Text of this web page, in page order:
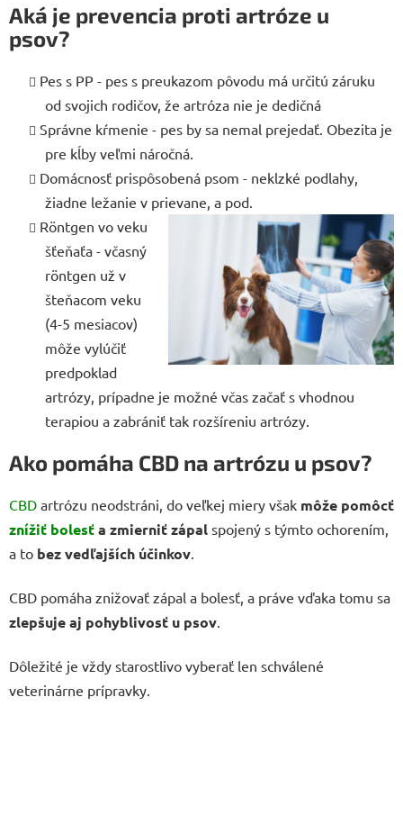
Aká je prevencia proti artróze u
psov?
Pes s PP - pes s preukazom pôvodu má určitú záruku
od svojich rodičov, že artróza nie je dedičná
Správne kŕmenie - pes by sa nemal prejedať. Obezita je
pre kĺby veľmi náročná.
Domácnosť prispôsobená psom - neklzké podlahy,
žiadne ležanie v prievane, a pod.
Röntgen vo veku
šťeňaťa - včasný
röntgen už v
šteňacom veku
(4-5 mesiacov)
môže vylúčiť
predpoklad
artrózy, prípadne je možné včas začať s vhodnou
terapiou a zabrániť tak rozšíreniu artrózy.
Ako pomáha CBD na artrózu u psov?
CBD artrózu neodstráni, do veľkej miery však môže pomôcť
znížiť bolesťa zmierniť zápal spojený s týmto ochorením,
a to bez vedľajších účinkov
CBD pomáha znižovať zápal a bolesť, a práve vďaka tomu sa
zlepšuje aj pohyblivosť u psov
Dôležité je vždy starostlivo vyberať len schválené
veterinárne prípravky.